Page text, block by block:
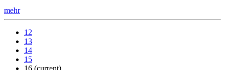
mehr
12
13
14
15
16 (current)